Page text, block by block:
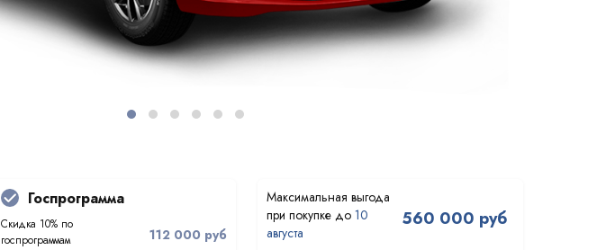
Госпрограмма
Скидка 10% по
госпрограммам
112 000 руб
10
августа
560 000 руб